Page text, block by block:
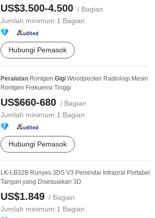
US$3.500-4.500 / Bagian
Jumlah minimum:1 Bagian
Hubungi Pemasok
Peralatan Rontgen Gigi Woodpecker Radiologi Mesin
Rontgen Frekuensi Tinggi
US$660-680 / Bagian
Jumlah minimum:1 Bagian
Hubungi Pemasok
LK-LB32B Runyes 3DS V3 Pemindai Intraoral Portabel
Tangan yang Disesuaikan 3D
US$1.849 / Bagian
Jumlah minimum:1 Bagian